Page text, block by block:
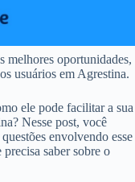
melhores oportunidades,
usuários em Agrestina.
ele pode facilitar a sua
Nesse post, você
envolvendo esse
saber sobre o